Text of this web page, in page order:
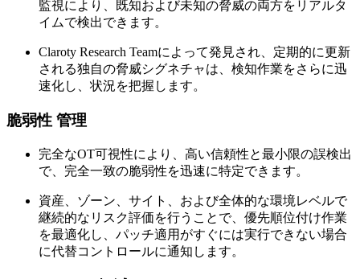
監視により、既知および未知の脅威の両方をリアルタ
イムで検出できます。
Claroty Research Teamによって発見され、定期的に更新
される独自の脅威シグネチャは、検知作業をさらに迅
速化し、状況を把握します。
脆弱性 管理
完全なOT可視性により、高い信頼性と最小限の誤検出
で、完全一致の脆弱性を迅速に特定できます。
資産、ゾーン、サイト、および全体的な環境レベルで
継続的なリスク評価を行うことで、優先順位付け作業
を最適化し、パッチ適用がすぐには実行できない場合
に代替コントロールに通知します。